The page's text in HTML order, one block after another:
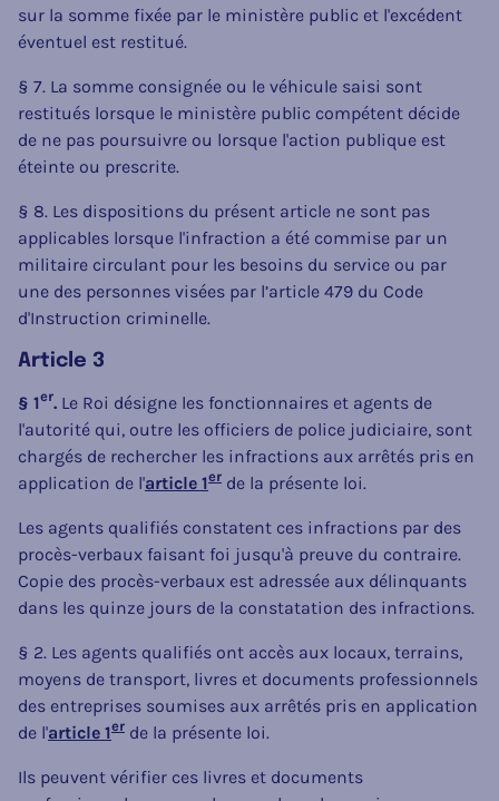
sur la somme fixée par le ministère public et l'excédent
éventuel est restitué.
§ 7. La somme consignée ou le véhicule saisi sont
restitués lorsque le ministère public compétent décide
de ne pas poursuivre ou lorsque l'action publique est
éteinte ou prescrite.
§ 8. Les dispositions du présent article ne sont pas
applicables lorsque l'infraction a été commise par un
militaire circulant pour les besoins du service ou par
une des personnes visées par l’article 479 du Code
d'Instruction criminelle.
Article 3
§ 1er. Le Roi désigne les fonctionnaires et agents de
l'autorité qui, outre les officiers de police judiciaire, sont
chargés de rechercher les infractions aux arrêtés pris en
application de l'article 1er de la présente loi.
Les agents qualifiés constatent ces infractions par des
procès-verbaux faisant foi jusqu'à preuve du contraire.
Copie des procès-verbaux est adressée aux délinquants
dans les quinze jours de la constatation des infractions.
§ 2. Les agents qualifiés ont accès aux locaux, terrains,
moyens de transport, livres et documents professionnels
des entreprises soumises aux arrêtés pris en application
de l'article 1er de la présente loi.
Ils peuvent vérifier ces livres et documents